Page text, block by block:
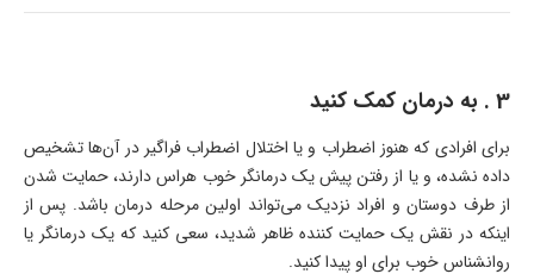
3 . به درمان کمک کنید
برای افرادی که هنوز اضطراب و یا اختلال اضطراب فراگیر در آن‌ها تشخیص
داده نشده، و یا از رفتن پیش یک درمانگر خوب هراس دارند، حمایت شدن
از طرف دوستان و افراد نزدیک می‌تواند اولین مرحله درمان باشد. پس از
اینکه در نقش یک حمایت کننده ظاهر شدید، سعی کنید که یک درمانگر یا
روانشناس خوب برای او پیدا کنید.